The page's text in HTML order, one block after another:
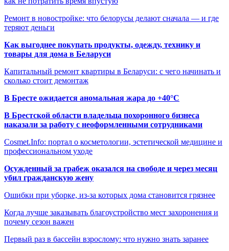
Ремонт в новостройке: что белорусы делают сначала — и где
теряют деньги
Как выгоднее покупать продукты, одежду, технику и
товары для дома в Беларуси
Капитальный ремонт квартиры в Беларуси: с чего начинать и
сколько стоит демонтаж
В Бресте ожидается аномальная жара до +40°C
В Брестской области владельца похоронного бизнеса
наказали за работу с неоформленными сотрудниками
Cosmet.Info: портал о косметологии, эстетической медицине и
профессиональном уходе
Осужденный за грабеж оказался на свободе и через месяц
убил гражданскую жену
Ошибки при уборке, из-за которых дома становится грязнее
Когда лучше заказывать благоустройство мест захоронения и
почему сезон важен
Первый раз в бассейн взрослому: что нужно знать заранее